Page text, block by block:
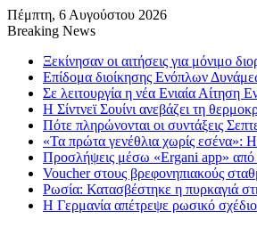
Πέμπτη, 6 Αυγούστου 2026
Breaking News
Ξεκίνησαν οι αιτήσεις για μόνιμο
Επίδομα διοίκησης Ενόπλων
Σε λειτουργία η νέα Ενιαία
Η Σίντνεϊ Σουίνι ανεβάζει τη
Πότε πληρώνονται οι συντάξεις
«Τα πρώτα γενέθλια χωρίς εσένα»:
Προσλήψεις μέσω «Ergani app» από
Voucher στους βρεφονηπιακούς
Ρωσία: Κατασβέστηκε η πυρκαγιά
Η Γερμανία απέτρεψε ρωσικό